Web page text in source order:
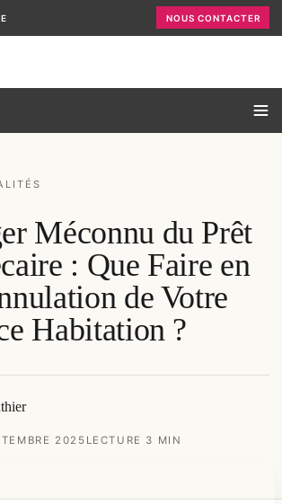
NOUS CONTACTER
Méconnu du Prêt
: Que Faire en
de Votre
Habitation ?
2025 LECTURE 3 MIN